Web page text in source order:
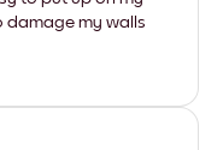
damage my walls